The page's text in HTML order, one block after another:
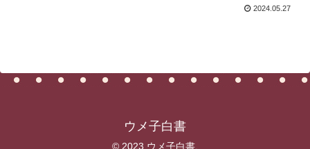
2024.05.27
ウメ子白書
© 2023 ウメ子白書.